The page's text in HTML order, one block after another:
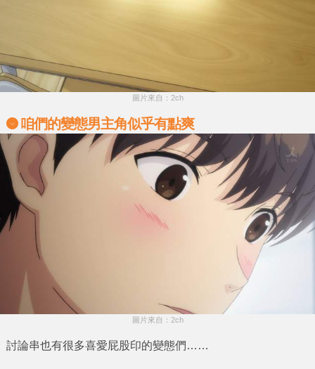
圖片來自：2ch
咱們的變態男主角似乎有點爽
圖片來自：2ch
討論串也有很多喜愛屁股印的變態們……